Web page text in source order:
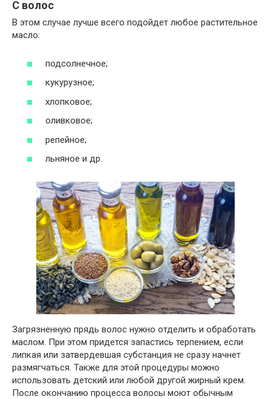
С волос
В этом случае лучше всего подойдет любое растительное
масло:
подсолнечное;
кукурузное;
хлопковое;
оливковое;
репейное;
льняное и др.
Загрязненную прядь волос нужно отделить и обработать
маслом. При этом придется запастись терпением, если
липкая или затвердевшая субстанция не сразу начнет
размягчаться. Также для этой процедуры можно
использовать детский или любой другой жирный крем.
После окончанию процесса волосы моют обычным